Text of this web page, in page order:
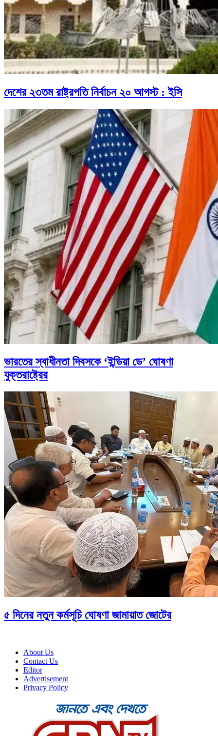
দেশের ২৩তম রাষ্ট্রপতি নির্বাচন ২০ আগস্ট : ইসি
ভারতের স্বাধীনতা দিবসকে ‘ইন্ডিয়া ডে’ ঘোষণা
যুক্তরাষ্ট্রের
৫ দিনের নতুন কর্মসূচি ঘোষণা জামায়াত জোটের
About Us
Contact Us
Editor
Advertisement
Privacy Policy